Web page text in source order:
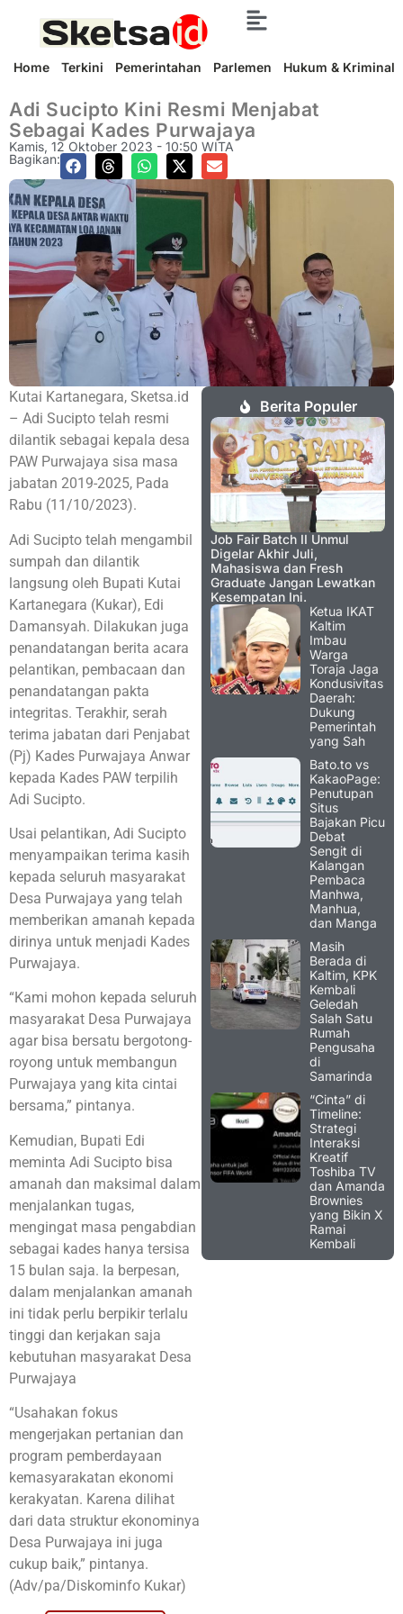
Home Terkini Pemerintahan Parlemen Hukum & Kriminal
Adi Sucipto Kini Resmi Menjabat
Sebagai Kades Purwajaya
Kamis, 12 Oktober 2023 - 10:50 WITA
Bagikan:
Kutai Kartanegara, Sketsa.id
– Adi Sucipto telah resmi
dilantik sebagai kepala desa
PAW Purwajaya sisa masa
jabatan 2019-2025, Pada
Rabu (11/10/2023).
Adi Sucipto telah mengambil
sumpah dan dilantik
langsung oleh Bupati Kutai
Kartanegara (Kukar), Edi
Damansyah. Dilakukan juga
penandatangan berita acara
pelantikan, pembacaan dan
penandatangan pakta
integritas. Terakhir, serah
terima jabatan dari Penjabat
(Pj) Kades Purwajaya Anwar
kepada Kades PAW terpilih
Adi Sucipto.
Usai pelantikan, Adi Sucipto
menyampaikan terima kasih
kepada seluruh masyarakat
Desa Purwajaya yang telah
memberikan amanah kepada
dirinya untuk menjadi Kades
Purwajaya.
“Kami mohon kepada seluruh
masyarakat Desa Purwajaya
agar bisa bersatu bergotong-
royong untuk membangun
Purwajaya yang kita cintai
bersama,” pintanya.
Kemudian, Bupati Edi
meminta Adi Sucipto bisa
amanah dan maksimal dalam
menjalankan tugas,
mengingat masa pengabdian
sebagai kades hanya tersisa
15 bulan saja. Ia berpesan,
dalam menjalankan amanah
ini tidak perlu berpikir terlalu
tinggi dan kerjakan saja
kebutuhan masyarakat Desa
Purwajaya
“Usahakan fokus
mengerjakan pertanian dan
program pemberdayaan
kemasyarakatan ekonomi
kerakyatan. Karena dilihat
dari data struktur ekonominya
Desa Purwajaya ini juga
cukup baik,” pintanya.
(Adv/pa/Diskominfo Kukar)
Berita Populer
Job Fair Batch II Unmul
Digelar Akhir Juli,
Mahasiswa dan Fresh
Graduate Jangan Lewatkan
Kesempatan Ini.
Ketua IKAT
Kaltim
Imbau
Warga
Toraja Jaga
Kondusivitas
Daerah:
Dukung
Pemerintah
yang Sah
Bato.to vs
KakaoPage:
Penutupan
Situs
Bajakan Picu
Debat
Sengit di
Kalangan
Pembaca
Manhwa,
Manhua,
dan Manga
Masih
Berada di
Kaltim, KPK
Kembali
Geledah
Salah Satu
Rumah
Pengusaha
di
Samarinda
“Cinta” di
Timeline:
Strategi
Interaksi
Kreatif
Toshiba TV
dan Amanda
Brownies
yang Bikin X
Ramai
Kembali